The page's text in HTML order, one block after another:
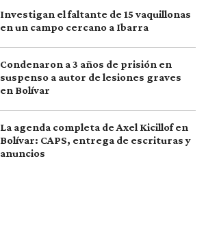
Investigan el faltante de 15 vaquillonas
en un campo cercano a Ibarra
Condenaron a 3 años de prisión en
suspenso a autor de lesiones graves
en Bolívar
La agenda completa de Axel Kicillof en
Bolívar: CAPS, entrega de escrituras y
anuncios